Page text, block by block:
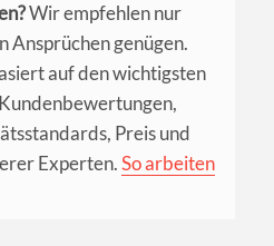
Wir empfehlen nur
Ansprüchen genügen.
auf den wichtigsten
Preis und
Experten.So arbeiten